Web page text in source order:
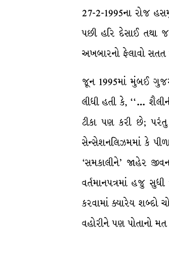
27-2-1995ના રોજ
પછી હરિ દેસાઈ તથા
અખબારનો ફેલાવો
જૂન 1995માં મુંબઈ
લીધી હતી કે, ‘‘…
ટીકા પણ કરી છે;
સેન્સેશનલિઝમમાં કે
‘સમકાલીને’ જાહેર
વર્તમાનપત્રમાં હજુ સુધી
કરવામાં ક્યારેય શબ્દો
વહોરીને પણ પોતાનો